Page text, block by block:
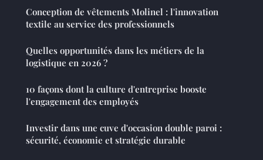
Conception de vêtements Molinel : l'innovation
textile au service des professionnels
Quelles opportunités dans les métiers de la
logistique en 2026 ?
10 façons dont la culture d'entreprise booste
l'engagement des employés
Investir dans une cuve d'occasion double paroi :
sécurité, économie et stratégie durable